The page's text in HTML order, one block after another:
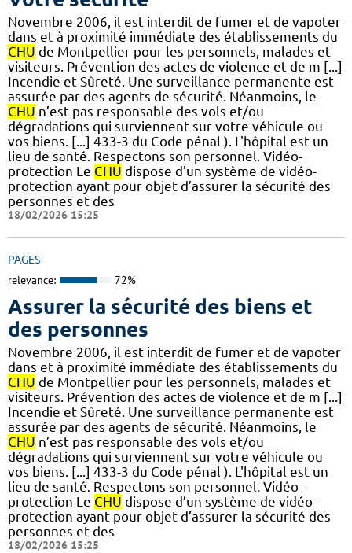
Novembre 2006, il est interdit de fumer et de vapoter
dans et à proximité immédiate des établissements du
CHU de Montpellier pour les personnels, malades et
visiteurs. Prévention des actes de violence et de m [...]
Incendie et Sûreté. Une surveillance permanente est
assurée par des agents de sécurité. Néanmoins, le
CHU n’est pas responsable des vols et/ou
dégradations qui surviennent sur votre véhicule ou
vos biens. [...] 433-3 du Code pénal ). L'hôpital est un
lieu de santé. Respectons son personnel. Vidéo-
protection Le CHU dispose d’un système de vidéo-
protection ayant pour objet d’assurer la sécurité des
personnes et des
18/02/2026 15:25
PAGES
relevance: 72%
Assurer la sécurité des biens et
des personnes
Novembre 2006, il est interdit de fumer et de vapoter
dans et à proximité immédiate des établissements du
CHU de Montpellier pour les personnels, malades et
visiteurs. Prévention des actes de violence et de m [...]
Incendie et Sûreté. Une surveillance permanente est
assurée par des agents de sécurité. Néanmoins, le
CHU n’est pas responsable des vols et/ou
dégradations qui surviennent sur votre véhicule ou
vos biens. [...] 433-3 du Code pénal ). L'hôpital est un
lieu de santé. Respectons son personnel. Vidéo-
protection Le CHU dispose d’un système de vidéo-
protection ayant pour objet d’assurer la sécurité des
personnes et des
18/02/2026 15:25